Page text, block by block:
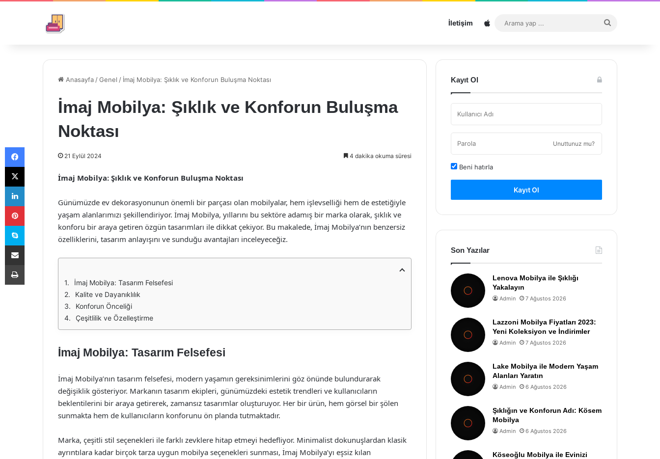
İletişim Sitemap
...
Anasayfa /Genel / İmaj Mobilya: Şıklık ve Konforun Buluşma Noktası
İmaj Mobilya: Şıklık ve Konforun Buluşma
Noktası
21 Eylül 2024 4 dakika okuma süresi
İmaj Mobilya: Şıklık ve Konforun Buluşma Noktası
Günümüzde ev dekorasyonunun önemli bir parçası olan mobilyalar, hem işlevselliği hem de estetiğiyle
yaşam alanlarımızı şekillendiriyor. İmaj Mobilya, yıllarını bu sektöre adamış bir marka olarak, şıklık ve
konforu bir araya getiren özgün tasarımları ile dikkat çekiyor. Bu makalede, İmaj Mobilya’nın benzersiz
özelliklerini, tasarım anlayışını ve sunduğu avantajları inceleyeceğiz.
İmaj Mobilya: Tasarım Felsefesi
Kalite ve Dayanıklılık
Konforun Önceliği
Çeşitlilik ve Özelleştirme
İmaj Mobilya: Tasarım Felsefesi
İmaj Mobilya’nın tasarım felsefesi, modern yaşamın gereksinimlerini göz önünde bulundurarak
değişiklik gösteriyor. Markanın tasarım ekipleri, günümüzdeki estetik trendleri ve kullanıcıların
beklentilerini bir araya getirerek, zamansız tasarımlar oluşturuyor. Her bir ürün, hem görsel bir şölen
sunmakta hem de kullanıcıların konforunu ön planda tutmaktadır.
Marka, çeşitli stil seçenekleri ile farklı zevklere hitap etmeyi hedefliyor. Minimalist dokunuşlardan klasik
ayrıntılara kadar birçok tarza uygun mobilya seçenekleri sunması, İmaj Mobilya’yı eşsiz kılan
Kayıt Ol
Unuttunuz mu?
Beni hatırla
Kayıt Ol
Son Yazılar
Lenova Mobilya ile Şıklığı
Yakalayın
Admin 7 Ağustos 2026
Lazzoni Mobilya Fiyatları 2023:
Yeni Koleksiyon ve İndirimler
Admin 7 Ağustos 2026
Lake Mobilya ile Modern Yaşam
Alanları Yaratın
Admin 6 Ağustos 2026
Şıklığın ve Konforun Adı: Kösem
Mobilya
Admin 6 Ağustos 2026
Köseoğlu Mobilya ile Evinizi
Facebook
X
LinkedIn
Pinterest
Skype
E-Posta ile paylaş